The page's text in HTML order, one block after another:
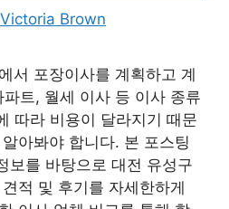
Victoria Brown
서 포장이사를 계획하고 계
트, 월세 이사 등 이사 종류
따라 비용이 달라지기 때문
아봐야 합니다. 본 포스팅
보를 바탕으로 대전 유성구
적 및 후기를 자세한하게